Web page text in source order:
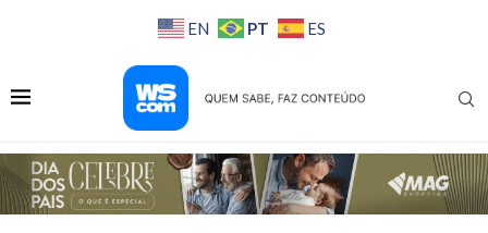
EN PT ES